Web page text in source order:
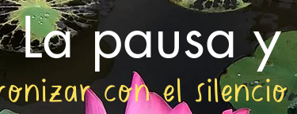
La pausa
con el